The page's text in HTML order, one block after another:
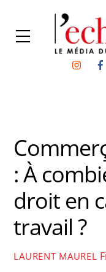
content
Menu
: À
droit en
travail ?
LAURENT MAUREL